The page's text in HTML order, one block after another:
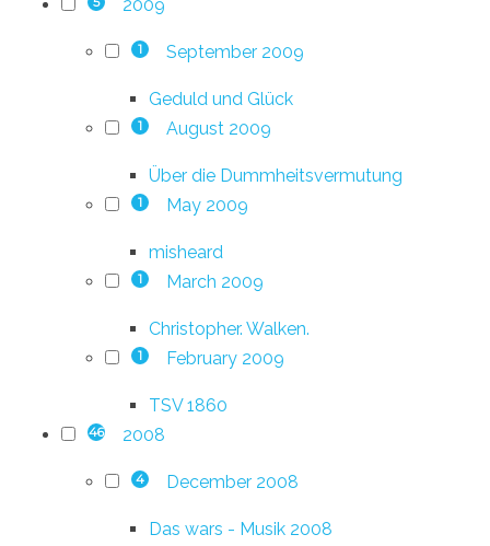
2009
1 September 2009
Geduld und Glück
1 August 2009
Über die Dummheitsvermutung
1 May 2009
misheard
1 March 2009
Christopher. Walken.
1 February 2009
TSV 1860
46 2008
4 December 2008
Das wars - Musik 2008